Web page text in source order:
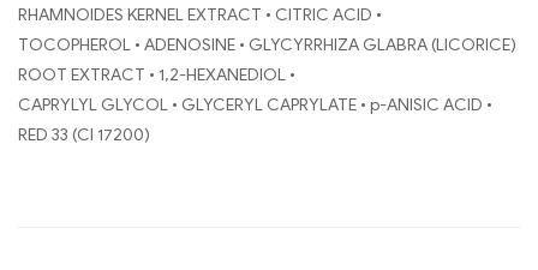
RHAMNOIDES KERNEL EXTRACT • CITRIC ACID •
TOCOPHEROL • ADENOSINE • GLYCYRRHIZA GLABRA (LICORICE)
ROOT EXTRACT • 1,2-HEXANEDIOL •
CAPRYLYL GLYCOL • GLYCERYL CAPRYLATE • p-ANISIC ACID •
RED 33 (CI 17200)